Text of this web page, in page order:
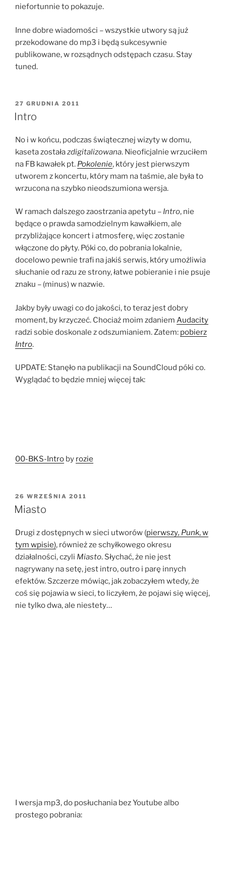
niefortunnie to pokazuje.
Inne dobre wiadomości – wszystkie utwory są już
przekodowane do mp3 i będą sukcesywnie
publikowane, w rozsądnych odstępach czasu. Stay
tuned.
OPUBLIKOWANE
W
27 GRUDNIA 2011
Intro
No i w końcu, podczas świątecznej wizyty w domu,
kaseta zostałazdigitalizowana. Nieoficjalnie wrzuciłem
na FB kawałek pt. Pokolenie, który jest pierwszym
utworem z koncertu, który mam na taśmie, ale była to
wrzucona na szybko nieodszumiona wersja.
W ramach dalszego zaostrzania apetytu – Intro, nie
będące o prawda samodzielnym kawałkiem, ale
przybliżające koncert i atmosferę, więc zostanie
włączone do płyty. Póki co, do pobrania lokalnie,
docelowo pewnie trafi na jakiś serwis, który umożliwia
słuchanie od razu ze strony, łatwe pobieranie i nie psuje
znaku – (minus) w nazwie.
Jakby były uwagi co do jakości, to teraz jest dobry
moment, by krzyczeć. Chociaż moim zdaniem Audacity
radzi sobie doskonale z odszumianiem. Zatem: pobierz
Intro.
UPDATE: Stanęło na publikacji na SoundCloud póki co.
Wyglądać to będzie mniej więcej tak:
00-BKS-Intro by rozie
OPUBLIKOWANE
W
26 WRZEŚNIA 2011
Miasto
Drugi z dostępnych w sieci utworów (pierwszy, Punk, w
tym wpisie), również ze schyłkowego okresu
działalności, czyli Miasto. Słychać, że nie jest
nagrywany na setę, jest intro, outro i parę innych
efektów. Szczerze mówiąc, jak zobaczyłem wtedy, że
coś się pojawia w sieci, to liczyłem, że pojawi się więcej,
nie tylko dwa, ale niestety…
I wersja mp3, do posłuchania bez Youtube albo
prostego pobrania: